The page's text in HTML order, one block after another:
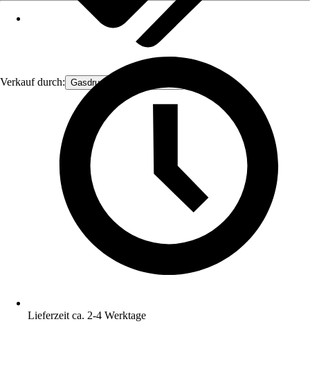
Verkauf durch: Gasdruckfeder Großhandel
Lieferzeit ca. 2-4 Werktage